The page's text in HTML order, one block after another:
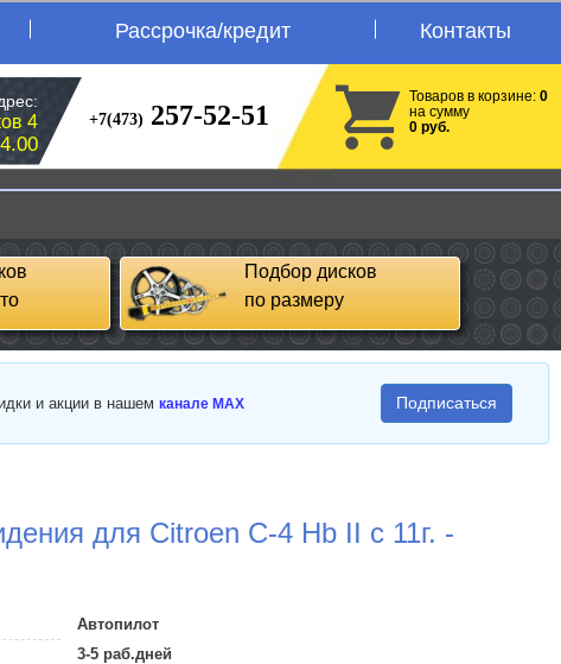
Рассрочка/кредит Контакты
4 +7(473) 257-52-51
Товаров в корзине: 0
на сумму
0 руб.
Подбор дисков
по размеру
и акции в нашем канале MAX Подписаться
для Citroen C-4 Hb II с 11г. -
Автопилот
3-5 раб.дней